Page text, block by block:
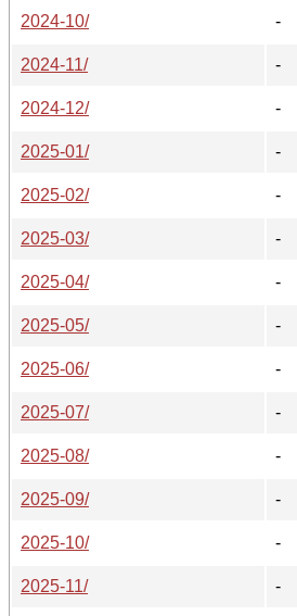
2024-10/
-
2024-11/
-
2024-12/
-
2025-01/
-
2025-02/
-
2025-03/
-
2025-04/
-
2025-05/
-
2025-06/
-
2025-07/
-
2025-08/
-
2025-09/
-
2025-10/
-
2025-11/
-